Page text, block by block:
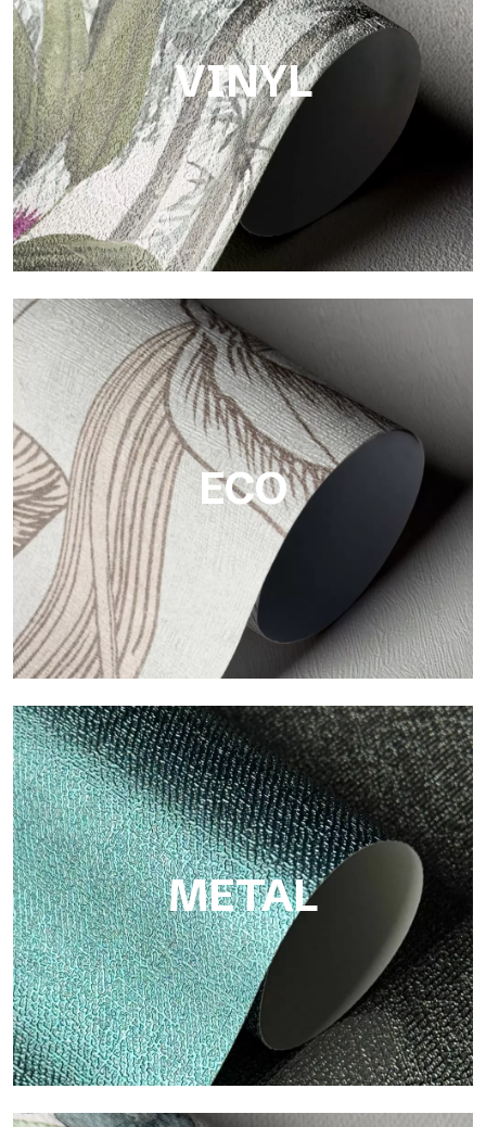
einer weichen Textur, die Wärme und Authentizität vermittelt.
VINYL
Vinyl
Die Vinyloberflächen der Tapeten von Tecnografica bieten
widerstandsfähige, strukturierte und optisch anspruchsvolle
Flächen.
ECO
ECO
Eco von Tecnografica ist die ökologische Tapete aus
Zellulosefaser: nachhaltige Unterstützung, ohne PVC, mit
hellen Farben und hoher Qualität.
METAL